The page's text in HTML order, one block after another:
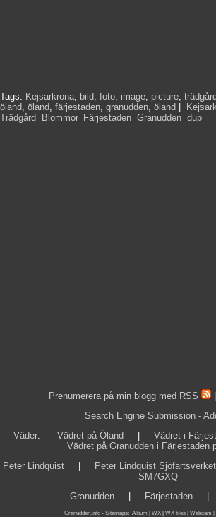
Tags: Kejsarkrona, bild, foto, image, picture, trädgård
öland, öland, färjestaden, granudden, öland
Trädgård
Blommor, Färjestaden Granudden dup
Prenumerera på min blogg med RSS
Search Engine Submission -
Väder: Vädret på Öland Vädret i
Vädret på Granudden i Färjestaden
Peter Lindquist
Peter Lindquist Sjöfartsverket
SM7GXQ
Granudden| Färjestaden
Granudden.info- Sitemaps: Album WX WX files | Webcam |